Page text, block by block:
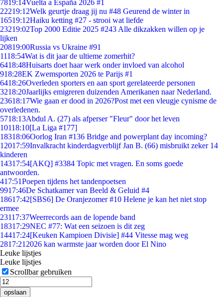
7819:14Vuelta a España 2026 #1
22219:12Welk geurtje draag jij nu #48 Geurend de winter in
16519:12Haiku ketting #27 - strooi wat liefde
23219:02Top 2000 Editie 2025 #243 Alle dikzakken willen op je
lijken
20819:00Russia vs Ukraine #91
1118:54Wat is dit jaar de ultieme zomerhit?
6418:48Huisarts doet haar werk onder invloed van alcohol
918:28EK Zwemsporten 2026 te Parijs #1
6418:26Overleden sporters en aan sport gerelateerde personen
3218:20Jaarlijks emigreren duizenden Amerikanen naar Nederland.
23618:17Wie gaan er dood in 2026?Post met een vleugje cynisme de
overledenen.
5718:13Abdul A. (27) als afperser "Fleur" door het leven
10118:10[La Liga #177]
18318:06Oorlog Iran #136 Bridge and powerplant day incoming?
12017:59Invalkracht kinderdagverblijf Jan B. (66) misbruikt zeker 14
kinderen
14317:54[AKQ] #3384 Topic met vragen. En soms goede
antwoorden.
417:51Poepen tijdens het tandenpoetsen
9917:46De Schatkamer van Beeld & Geluid #4
18617:42[SBS6] De Oranjezomer #10 Helene je kan het niet stop
ermee
23117:37Weerrecords aan de lopende band
18317:29NEC #77: Wat een seizoen is dit zeg
14417:24[Keuken Kampioen Divisie] #44 Vitesse mag weg
2817:21 2026 kan warmste jaar worden door El Nino
Leuke lijstjes
Leuke lijstjes
Scrollbar gebruiken
opslaan